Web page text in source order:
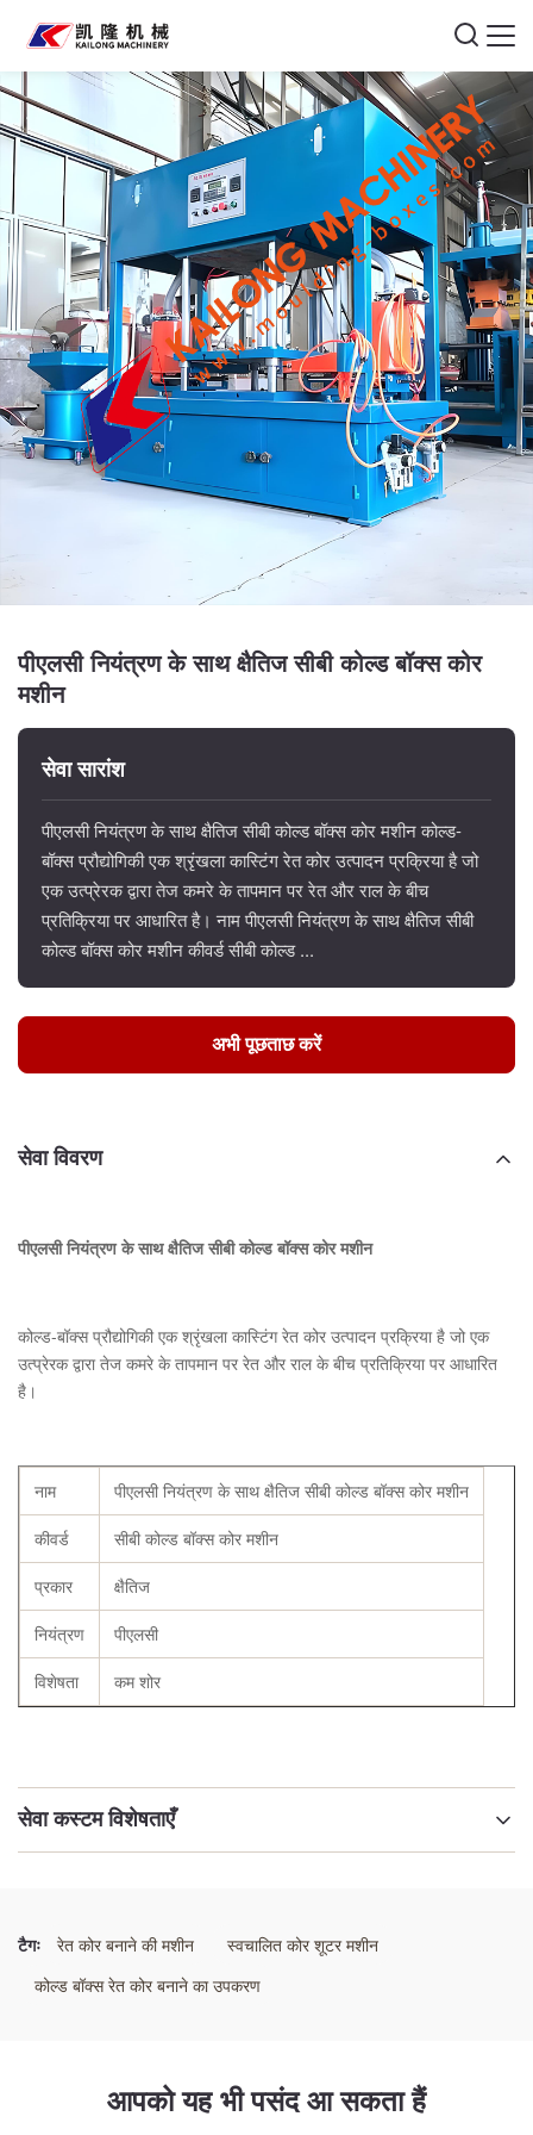
पीएलसी नियंत्रण के साथ क्षैतिज सीबी कोल्ड बॉक्स कोर
मशीन
सेवा सारांश
पीएलसी नियंत्रण के साथ क्षैतिज सीबी कोल्ड बॉक्स कोर मशीन कोल्ड-
बॉक्स प्रौद्योगिकी एक श्रृंखला कास्टिंग रेत कोर उत्पादन प्रक्रिया है जो
एक उत्प्रेरक द्वारा तेज कमरे के तापमान पर रेत और राल के बीच
प्रतिक्रिया पर आधारित है। नाम पीएलसी नियंत्रण के साथ क्षैतिज सीबी
कोल्ड बॉक्स कोर मशीन कीवर्ड सीबी कोल्ड ...
अभी पूछताछ करें
सेवा विवरण
पीएलसी नियंत्रण के साथ क्षैतिज सीबी कोल्ड बॉक्स कोर मशीन
कोल्ड-बॉक्स प्रौद्योगिकी एक श्रृंखला कास्टिंग रेत कोर उत्पादन प्रक्रिया है जो एक
उत्प्रेरक द्वारा तेज कमरे के तापमान पर रेत और राल के बीच प्रतिक्रिया पर आधारित
है।
नाम
पीएलसी नियंत्रण के साथ क्षैतिज सीबी कोल्ड बॉक्स कोर मशीन
कीवर्ड
सीबी कोल्ड बॉक्स कोर मशीन
प्रकार
क्षैतिज
नियंत्रण
पीएलसी
विशेषता
कम शोर
सेवा कस्टम विशेषताएँ
कीवर्ड:
टैगः रेत कोर बनाने की मशीन
स्वचालित कोर शूटर मशीन
कोल्ड बॉक्स रेत कोर बनाने का उपकरण
आपको यह भी पसंद आ सकता हैं